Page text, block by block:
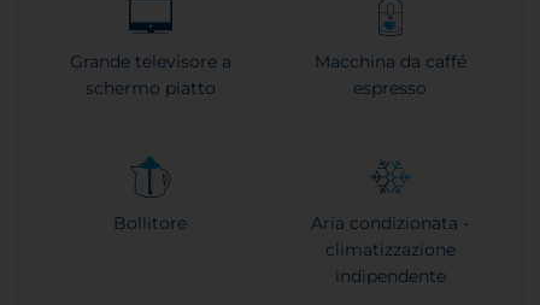
Grande televisore a
schermo piatto
Macchina da caffé
espresso
Bollitore
Aria condizionata -
climatizzazione
indipendente